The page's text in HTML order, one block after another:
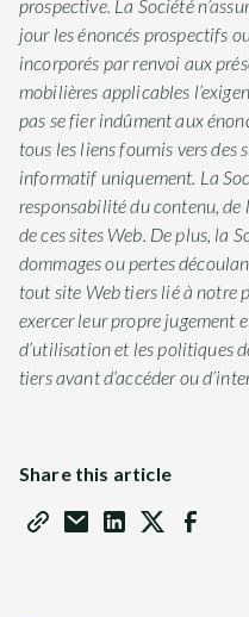
prospective. La Société
jour les énoncés prospectifs
incorporés par renvoi aux
mobilières applicables
pas se fier indûment aux
tous les liens fournis vers des
informatif uniquement. La
responsabilité du contenu, de
de ces sites Web. De plus, la
dommages ou pertes
tout site Web tiers lié à notre
exercer leur propre jugement
d’utilisation et les politiques
tiers avant d’accéder ou
Share this article